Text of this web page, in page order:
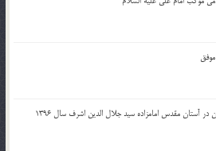
آستان مقدس امامزاده سید جلال الدین اشرف سال 1396